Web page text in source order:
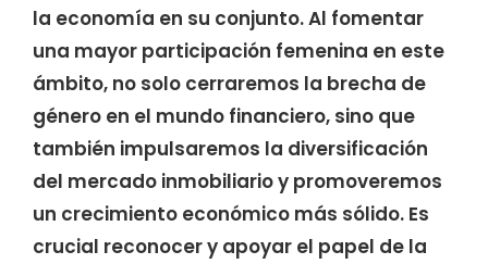
la economía en su conjunto. Al fomentar
una mayor participación femenina en este
ámbito, no solo cerraremos la brecha de
género en el mundo financiero, sino que
también impulsaremos la diversificación
del mercado inmobiliario y promoveremos
un crecimiento económico más sólido. Es
crucial reconocer y apoyar el papel de la